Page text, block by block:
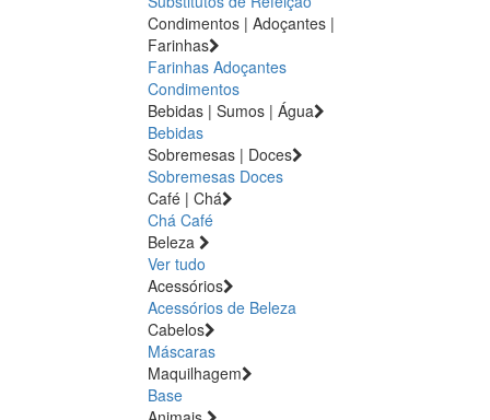
Condimentos | Adoçantes |
Farinhas
Farinhas Adoçantes
Condimentos
Bebidas | Sumos | Água
Bebidas
Sobremesas | Doces
Sobremesas Doces
Café | Chá
Chá Café
Beleza
Ver tudo
Acessórios
Acessórios de Beleza
Cabelos
Máscaras
Maquilhagem
Base